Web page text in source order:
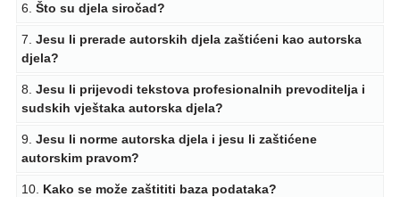
6. Što su djela siročad?
7. Jesu li prerade autorskih djela zaštićeni kao autorska
djela?
8. Jesu li prijevodi tekstova profesionalnih prevoditelja i
sudskih vještaka autorska djela?
9. Jesu li norme autorska djela i jesu li zaštićene
autorskim pravom?
10. Kako se može zaštititi baza podataka?